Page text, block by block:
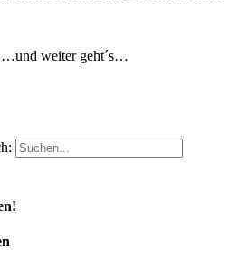
weiter geht´s…